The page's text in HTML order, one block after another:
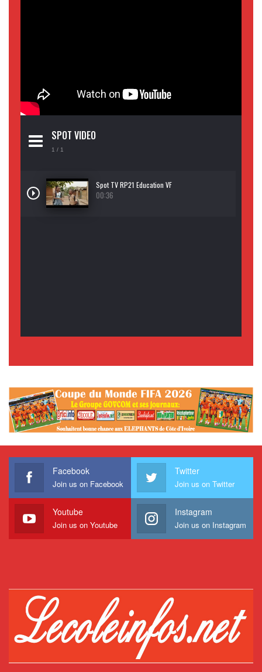
SPOT VIDEO
1 / 1
Spot TV RP21 Education VF
00:36
Facebook
Join us on Facebook
Twitter
Join us on Twitter
Youtube
Join us on Youtube
Instagram
Join us on Instagram